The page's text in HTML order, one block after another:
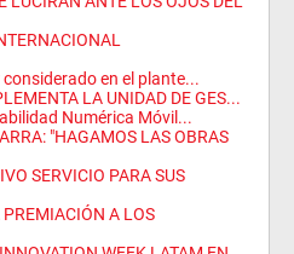
en el plante...
LA UNIDAD DE GES...
Numérica Móvil...
"HAGAMOS LAS OBRAS
SERVICIO PARA SUS
A LOS